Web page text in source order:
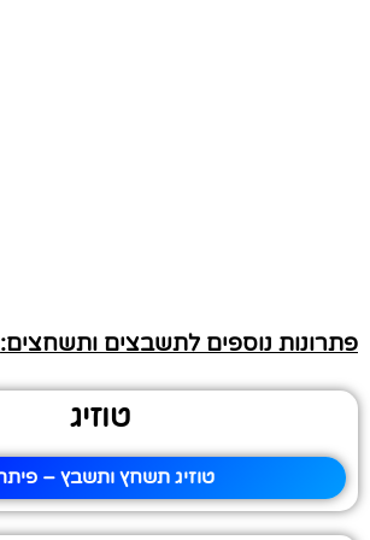
פתרונות נוספים לתשבצים ותשחצים:
טוזיג
טוזיג תשחץ ותשבץ –